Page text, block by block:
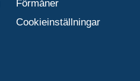
Förmåner
Cookieinställningar